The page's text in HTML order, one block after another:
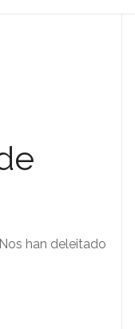
han deleitado